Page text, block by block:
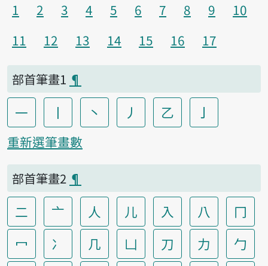
1
2 3 4 5 6 7 8 9
10
11
12 13 14 15 16 17
部首筆畫1 ¶
一 丨 丶 丿 乙 亅
重新選筆畫數
部首筆畫2 ¶
二 亠 人 儿 入 八
冂
冖
冫 几 凵 刀 力
勹